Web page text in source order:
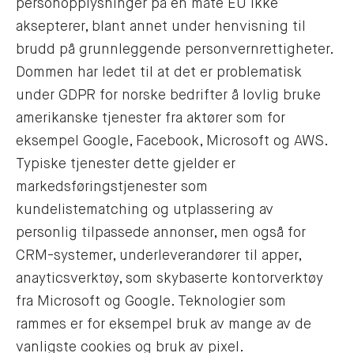
personopplysninger på en måte EU ikke
aksepterer, blant annet under henvisning til
brudd på grunnleggende personvernrettigheter.
Dommen har ledet til at det er problematisk
under GDPR for norske bedrifter å lovlig bruke
amerikanske tjenester fra aktører som for
eksempel Google, Facebook, Microsoft og AWS.
Typiske tjenester dette gjelder er
markedsføringstjenester som
kundelistematching og utplassering av
personlig tilpassede annonser, men også for
CRM-systemer, underleverandører til apper,
anayticsverktøy, som skybaserte kontorverktøy
fra Microsoft og Google. Teknologier som
rammes er for eksempel bruk av mange av de
vanligste cookies og bruk av pixel.